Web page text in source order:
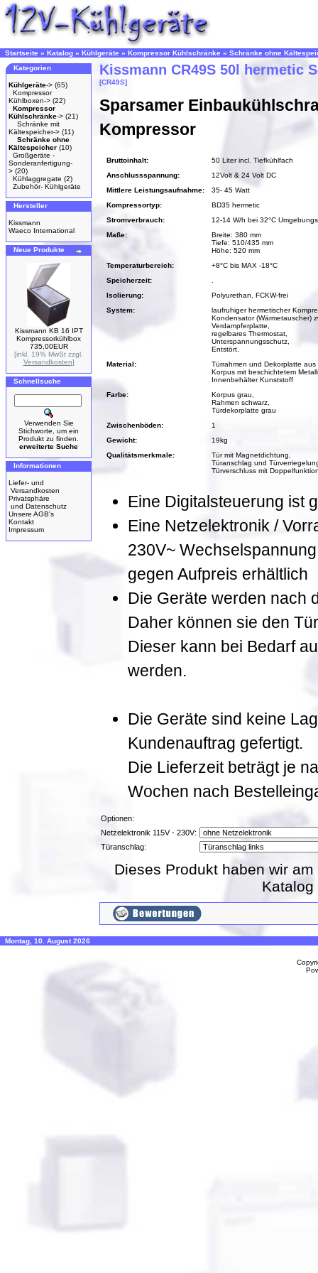
Startseite » Katalog » Kühlgeräte » Kompressor Kühlschränke » Schränke ohne
Kategorien
Kühlgeräte-> (65)
Kompressor
Kühlboxen-> (22)
Kompressor
Kühlschränke-> (21)
Schränke mit
Kältespeicher-> (11)
Schränke ohne
Kältespeicher (10)
Großgeräte -
Sonderanfertigung-
> (20)
Kühlaggregate (2)
Zubehör- Kühlgeräte
Hersteller
Kissmann
Waeco International
Neue Produkte
Kissmann KB 16 IPT
Kompressorkühlbox
735,00EUR
[inkl. 19% MwSt zzgl.
Versandkosten]
Schnellsuche
Verwenden Sie
Stichworte, um ein
Produkt zu finden.
erweiterte Suche
Informationen
Liefer- und
Versandkosten
Privatsphäre
und Datenschutz
Unsere AGB's
Kontakt
Impressum
Kissmann CR49S 50l hermetic
[CR49S]
Sparsamer
Kompressor
Bruttoinhalt:
50 Liter incl. Tiefkühlfach
Anschlussspannung:
12Volt & 24 Volt DC
Mittlere Leistungsaufnahme:
35- 45 Watt
Kompressortyp:
BD35 hermetic
Stromverbrauch:
12-14 W/h bei 32°C
Maße:
Breite: 380 mm
Tiefe: 510/435 mm
Höhe: 520 mm
Temperaturbereich:
+8°C bis MAX -18°C
Speicherzeit:
Isolierung:
Polyurethan, FCKW-frei
System:
laufruhiger hermetischer
Kondensator (Wärmetauscher)
Verdampferplatte,
regelbares Thermostat,
Unterspannungsschutz,
Entstört.
Material:
Türrahmen und Dekorplatte
Korpus mit beschichtetem
Innenbehälter Kunststoff
Farbe:
Korpus grau,
Rahmen schwarz,
Türdekorplatte grau
Zwischenböden:
1
Gewicht:
19kg
Qualitätsmerkmale:
Tür mit Magnetdichtung,
Türanschlag und
Türverschluss mit
Eine Digitalsteuerung ist
Eine Netzelektronik /
230V~
gegen Aufpreis erhältlich
Die Geräte werden nach
Daher können sie den
Dieser kann bei Bedarf
werden.
Die Geräte sind keine
Kundenauftrag gefertigt.
Die Lieferzeit beträgt je
Wochen nach
Optionen:
Netzelektronik 115V - 230V:
Türanschlag:
Dieses Produkt haben wir
Montag, 10. August 2026